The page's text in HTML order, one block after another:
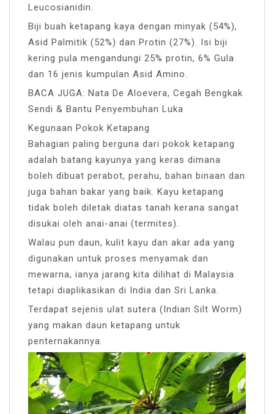
Leucosianidin.
Biji buah ketapang kaya dengan minyak (54%),
Asid Palmitik (52%) dan Protin (27%). Isi biji
kering pula mengandungi 25% protin, 6% Gula
dan 16 jenis kumpulan Asid Amino.
BACA JUGA: Nata De Aloevera, Cegah Bengkak
Sendi & Bantu Penyembuhan Luka
Kegunaan Pokok Ketapang
Bahagian paling berguna dari pokok ketapang
adalah batang kayunya yang keras dimana
boleh dibuat perabot, perahu, bahan binaan dan
juga bahan bakar yang baik. Kayu ketapang
tidak boleh diletak diatas tanah kerana sangat
disukai oleh anai-anai (termites).
Walau pun daun, kulit kayu dan akar ada yang
digunakan untuk proses menyamak dan
mewarna, ianya jarang kita dilihat di Malaysia
tetapi diaplikasikan di India dan Sri Lanka.
Terdapat sejenis ulat sutera (Indian Silt Worm)
yang makan daun ketapang untuk
penternakannya.